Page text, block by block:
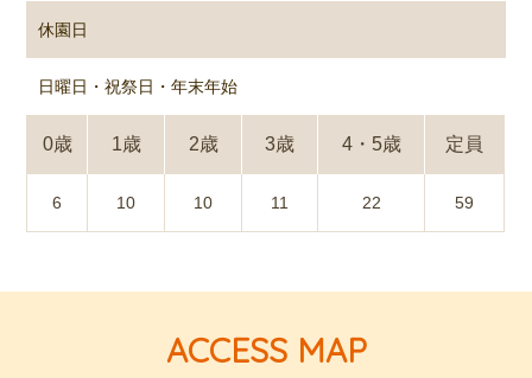
休園日
日曜日・祝祭日・年末年始
0歳 1歳 2歳 3歳 4・5歳 定員
6 10 10 11 22 59